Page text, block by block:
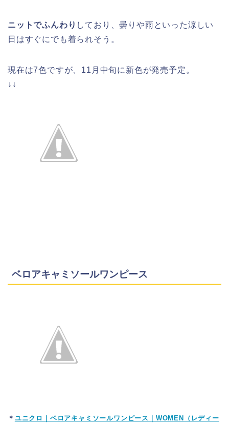
ニットでふんわり しており、曇りや雨といった涼しい
日はすぐにでも着られそう。
現在は7色ですが、11月中旬に新色が発売予定。
↓↓
ベロアキャミソールワンピース
＊ ユニクロ｜ベロアキャミソールワンピース｜WOMEN（レディー